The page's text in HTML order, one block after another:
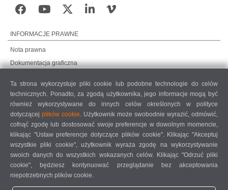
INFORMACJE PRAWNE
Nota prawna
Dokumentacja graficzna
Ochrona danych, rynki międzynarodowe
Ogólne warunki sprzedaży
UMOWA O KONSERWACJĘ ZDALNĄ
COOKIE SETTINGS
KODEKS POSTĘPOWANIA DOSTAWCÓW
Ta strona wykorzystuje pliki cookie lub podobne technologie do celów
technicznych. Ponadto, za zgodą użytkownika, jego informacje mogą być
również wykorzystywane do innych celów określonych w polityce
dotyczącej plików cookie. Użytkownik może swobodnie wyrazić, odmówić,
cofnąć zgodę lub dostosować swoje preferencje w dowolnym momencie,
klikając "Ustaw preferencje dotyczące plików cookie". Klikając "Akceptuj
wszystkie pliki cookie", użytkownik wyraża zgodę na wykorzystywanie
swoich danych do wszystkich wskazanych celów. Klikając "Odrzuć pliki
cookie", będziesz kontynuować przeglądanie bez akceptowania
niepotrzebnych plików cookie.